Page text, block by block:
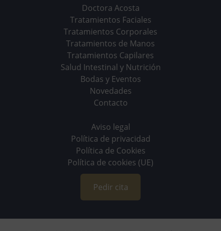
Doctora Acosta
Tratamientos Faciales
Tratamientos Corporales
Tratamientos de Manos
Tratamientos Capilares
Salud Intestinal y Nutrición
Bodas y Eventos
Novedades
Contacto
Aviso legal
Política de privacidad
Política de Cookies
Política de cookies (UE)
Pedir cita